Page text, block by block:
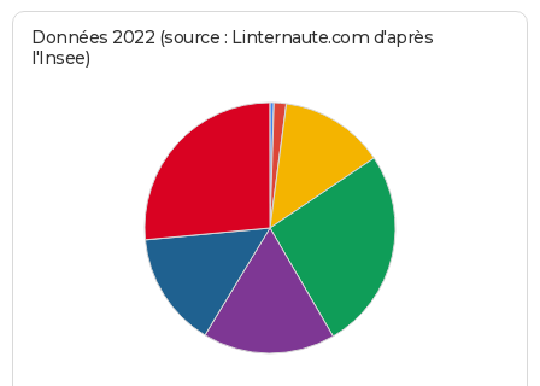
Données 2022 (source : Linternaute.com d'après
l'Insee)